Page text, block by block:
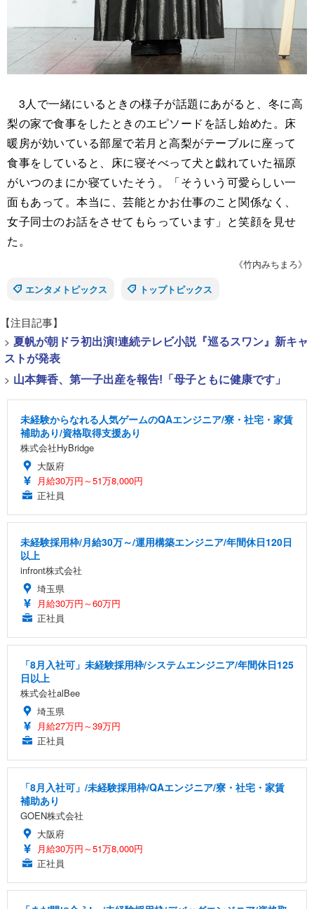
3人で一緒にいるときの様子が話題にあがると、冬に高
梨の家で食事をしたときのエピソードを話し始めた。床
暖房が効いている部屋で若月と高梨がテーブルに座って
食事をしていると、床に寝そべって犬と戯れていた福原
がいつのまにか寝ていたそう。「そういう可愛らしい一
面もあって。本当に、芸能とかお仕事のこと関係なく、
女子同士のお話をさせてもらっています」と笑顔を見せ
た。
《竹内みちまろ》
エンタメトピックス
トップトピックス
【注目記事】
> 夏帆が朝ドラ初出演!連続テレビ小説『巡るスワン』新キャ
ストが発表
> 山本舞香、第一子出産を報告!「母子ともに健康です」
未経験からなれる人気ゲームのQAエンジニア/寮・社宅・家賃
補助あり/資格取得支援あり
株式会社HyBridge
大阪府
月給30万円～51万8,000円
正社員
未経験採用枠/月給30万～/運用構築エンジニア/年間休日120日
以上
infront株式会社
埼玉県
月給30万円～60万円
正社員
「8月入社可」未経験採用枠/システムエンジニア/年間休日125
日以上
株式会社alBee
埼玉県
月給27万円～39万円
正社員
「8月入社可」/未経験採用枠/QAエンジニア/寮・社宅・家賃
補助あり
GOEN株式会社
大阪府
月給30万円～51万8,000円
正社員